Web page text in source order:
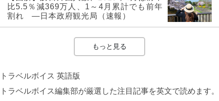
比5.5％減369万人、1～4月累計でも前年
割れ ―日本政府観光局（速報）
もっと見る
トラベルボイス 英語版
トラベルボイス編集部が厳選した注目記事を英文で読めます。